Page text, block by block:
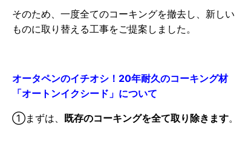
そのため、一度全てのコーキングを撤去し、新しい
ものに取り替える工事をご提案しました。
オータペンのイチオシ！20年耐久のコーキング材
「オートンイクシード」について
①まずは、 既存のコーキングを全て取り除きます。